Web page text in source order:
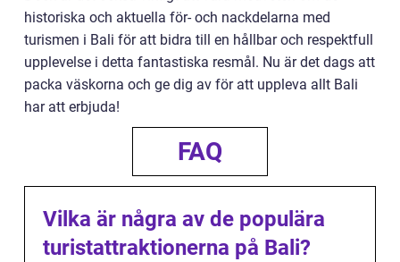
historiska och aktuella för- och nackdelarna med
turismen i Bali för att bidra till en hållbar och respektfull
upplevelse i detta fantastiska resmål. Nu är det dags att
packa väskorna och ge dig av för att uppleva allt Bali
har att erbjuda!
FAQ
Vilka är några av de populära
turistattraktionerna på Bali?